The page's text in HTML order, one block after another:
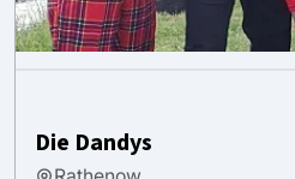
Die Dandys